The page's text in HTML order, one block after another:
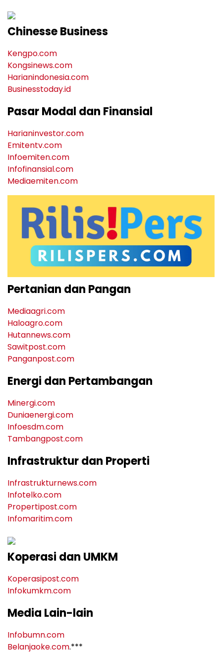
Chinesse Business
Kengpo.com
Kongsinews.com
Harianindonesia.com
Businesstoday.id
Pasar Modal dan Finansial
Harianinvestor.com
Emitentv.com
Infoemiten.com
Infofinansial.com
Mediaemiten.com
Pertanian dan Pangan
Mediaagri.com
Haloagro.com
Hutannews.com
Sawitpost.com
Panganpost.com
Energi dan Pertambangan
Minergi.com
Duniaenergi.com
Infoesdm.com
Tambangpost.com
Infrastruktur dan Properti
Infrastrukturnews.com
Infotelko.com
Propertipost.com
Infomaritim.com
Koperasi dan UMKM
Koperasipost.com
Infokumkm.com
Media Lain-lain
Infobumn.com
Belanjaoke.com.***